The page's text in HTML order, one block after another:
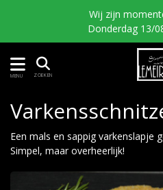
Wij zijn
Donderdag 13/
MENU ZOEKEN
Een mals en sappig varkenslapje
Simpel, maar overheerlijk!